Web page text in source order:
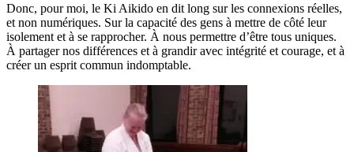
Donc, pour moi, le Ki Aikido en dit long sur les connexions réelles,
et non numériques. Sur la capacité des gens à mettre de côté leur
isolement et à se rapprocher. À nous permettre d’être tous uniques.
À partager nos différences et à grandir avec intégrité et courage, et à
créer un esprit commun indomptable.